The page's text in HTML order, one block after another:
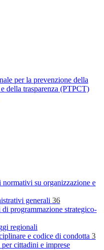
per la prevenzione della
della trasparenza (PTPCT)
su organizzazione e
generali 36
programmazione strategico-
regionali
e codice di condotta 3
cittadini e imprese